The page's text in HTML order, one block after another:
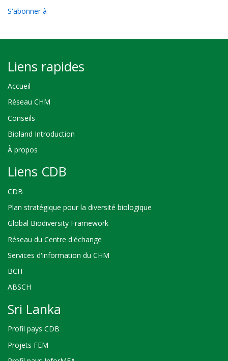
S'abonner à
Liens rapides
Accueil
Réseau CHM
Conseils
Bioland Introduction
À propos
Liens CDB
CDB
Plan stratégique pour la diversité biologique
Global Biodiversity Framework
Réseau du Centre d'échange
Services d'information du CHM
BCH
ABSCH
Sri Lanka
Profil pays CDB
Projets FEM